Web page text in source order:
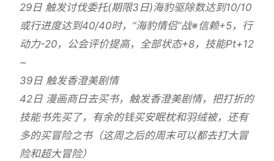
29日 触发讨伐委托(期限3日)海豹驱除数达到10/10
或行进度达到40/40时，“海豹情侣”战※信赖+5，行
动力-20，公会评价提高，全部状态+8，技能Pt+12
~
39日 触发香澄美剧情
42日 漫画商日去买书，触发香澄美剧情，把打折的
技能书先买了，有余的钱买安眠枕和羽绒被，还有
多的买冒险之书（这周之后的周末可以都去打大冒
险和超大冒险）